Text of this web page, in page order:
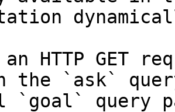
an HTTP GET
the `ask`
`goal` query